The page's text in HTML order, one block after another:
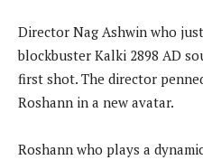
Director Nag Ashwin who
blockbuster Kalki 2898 AD
first shot. The director
Roshann in a new avatar.
Roshann who plays a